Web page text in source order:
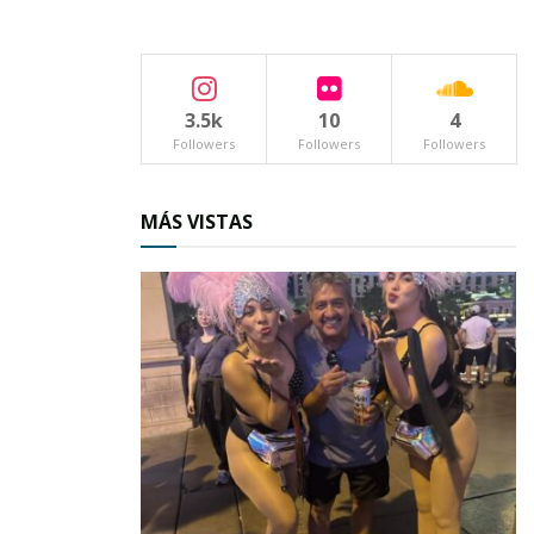
docentes, personal de apoyo manual y
Click en la imagen para ampliarla
Aseguró que “desde el 2006 el Sector VI de
3.5k
Followers
10
Followers
4
Followers
MÁS VISTAS